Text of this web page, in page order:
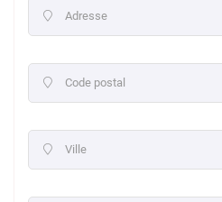
 Adresse
 Code postal
 Ville